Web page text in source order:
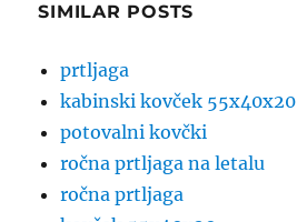
SIMILAR POSTS
prtljaga
kabinski kovček 55x40x20
potovalni kovčki
ročna prtljaga na letalu
ročna prtljaga